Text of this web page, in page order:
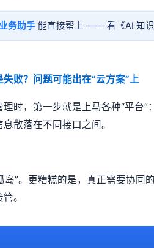
务助手 能直接帮上 —— 看《AI 知
败？问题可能出在“云方案”上
时，第一步就是上马各种“平台
散落在不同接口之间。
岛”。更糟糕的是，真正需要协
。